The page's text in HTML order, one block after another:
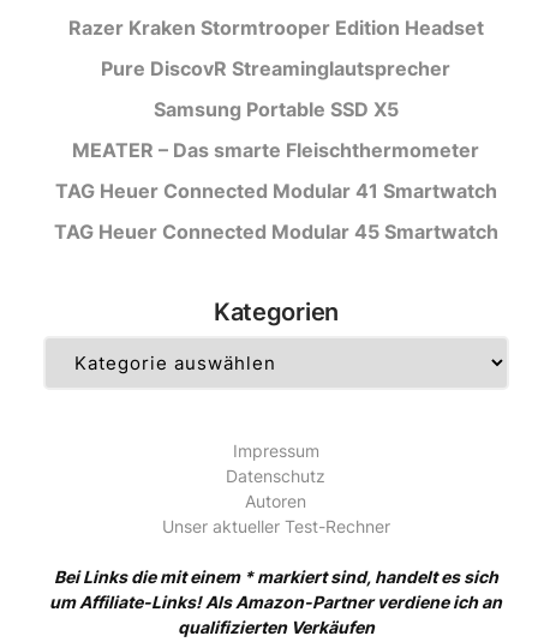
Razer Kraken Stormtrooper Edition Headset
Pure DiscovR Streaminglautsprecher
Samsung Portable SSD X5
MEATER – Das smarte Fleischthermometer
TAG Heuer Connected Modular 41 Smartwatch
TAG Heuer Connected Modular 45 Smartwatch
Kategorien
Impressum
Datenschutz
Autoren
Unser aktueller Test-Rechner
Bei Links die mit einem * markiert sind, handelt es sich
um Affiliate-Links! Als Amazon-Partner verdiene ich an
qualifizierten Verkäufen